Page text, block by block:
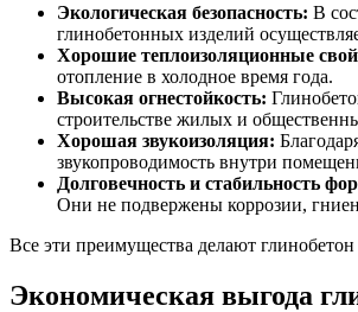
Экологическая безопасность: В
глинобетонных изделий
Хорошие теплоизоляционные
отопление в холодное время года.
Высокая огнестойкость:
строительстве жилых и
Хорошая звукоизоляция:
звукопроводимость внутри
Долговечность и стабильность
Они не подвержены коррозии,
Все эти преимущества делают
Экономическая выгода